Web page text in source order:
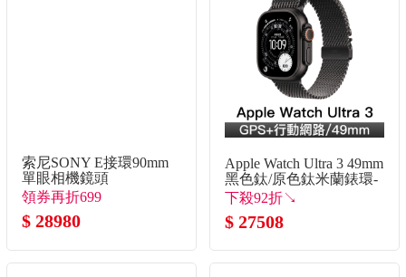
索尼SONY E接環90mm
單眼相機鏡頭
領券再折699
$ 28980
Apple Watch Ultra 3 49mm
黑色鈦/原色鈦米蘭錶環-
L
下殺92折↘
$ 27508